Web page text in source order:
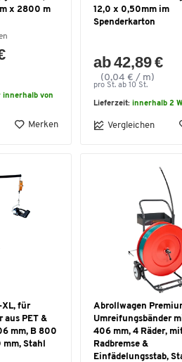
x 2800 m
innerhalb von
Merken
12,0 x 0,50mm im
Spenderkarton
ab 42,89 €
(0,04 € / m)
pro St. ab 10 St.
Lieferzeit: innerhalb 2
Vergleichen
XL, für
aus PET &
mm, B 800
Stahl
Abrollwagen
Umreifungsbänder
406 mm, 4 Räder,
Radbremse &
Einfädelungsstab,